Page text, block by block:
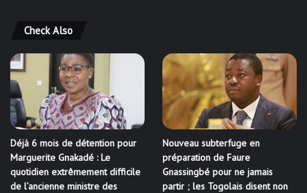
Check Also
Déjà 6 mois de détention pour
Marguerite Gnakadé : Le
quotidien extrêmement difficile
de l’ancienne ministre des
Nouveau subterfuge en
préparation de Faure
Gnassingbé pour ne jamais
partir ; les Togolais disent non